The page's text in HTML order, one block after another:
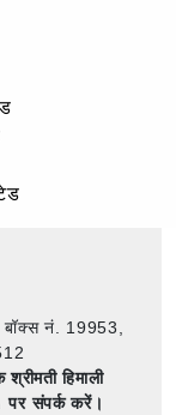
बॉक्स नं. 19953,
हिमाली
पर संपर्क करें।